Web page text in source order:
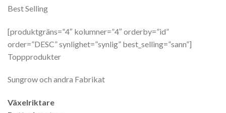
Best Selling
[produktgräns=”4″ kolumner=”4″ orderby=”id”
order=”DESC” synlighet=”synlig” best_selling=”sann”]
Toppprodukter
Sungrow och andra Fabrikat
Växelriktare